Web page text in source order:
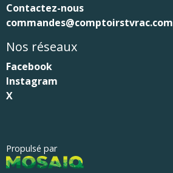
Contactez-nous
commandes@comptoirstvrac.com
Nos réseaux
Facebook
Instagram
X
Propulsé par